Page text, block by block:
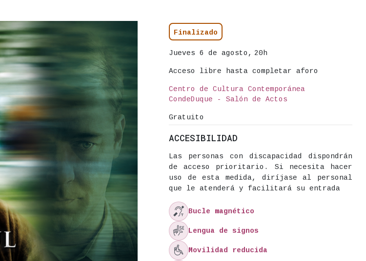
Información del evento
Estado
Finalizado
Fecha
Jueves 6 de agosto, 20h
Acceso libre hasta completar aforo
Lugar
Centro de Cultura Contemporánea
CondeDuque - Salón de Actos
Precio
Gratuito
ACCESIBILIDAD
Las personas con discapacidad dispondrán
de acceso prioritario. Si necesita hacer
uso de esta medida, diríjase al personal
que le atenderá y facilitará su entrada
 Bucle magnético
 Lengua de signos
 Movilidad reducida